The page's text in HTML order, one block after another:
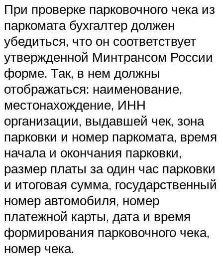
При проверке парковочного чека из
паркомата бухгалтер должен
убедиться, что он соответствует
утвержденной Минтрансом России
форме. Так, в нем должны
отображаться: наименование,
местонахождение, ИНН
организации, выдавшей чек, зона
парковки и номер паркомата, время
начала и окончания парковки,
размер платы за один час парковки
и итоговая сумма, государственный
номер автомобиля, номер
платежной карты, дата и время
формирования парковочного чека,
номер чека.